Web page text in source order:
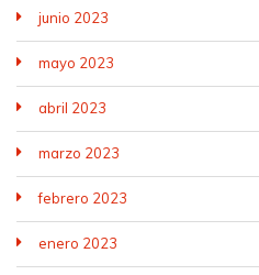
junio 2023
mayo 2023
abril 2023
marzo 2023
febrero 2023
enero 2023